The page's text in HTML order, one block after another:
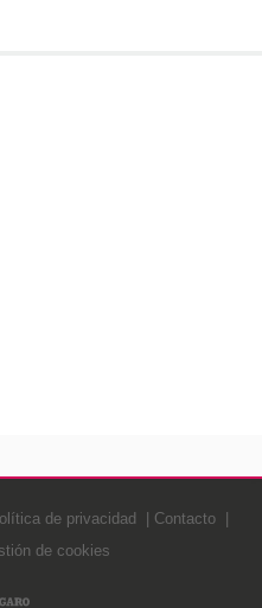
de privacidad
Contacto
de cookies